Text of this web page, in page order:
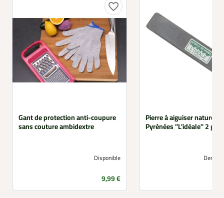
favorite_border
Gant de protection anti-coupure
sans couture ambidextre
Disponible
Prix
9,99 €
Pierre à aiguiser naturelle
Pyrénées "L'idéale" 2